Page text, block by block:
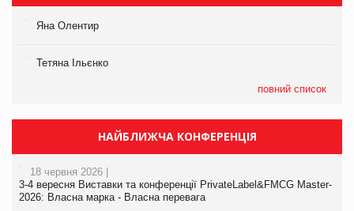
Яна Олентир
Тетяна Ільєнко
повний список
НАЙБЛИЖЧА КОНФЕРЕНЦІЯ
18 червня 2026 |
3-4 вересня Виставки та конференції PrivateLabel&FMCG Master-
2026: Власна марка - Власна перевага